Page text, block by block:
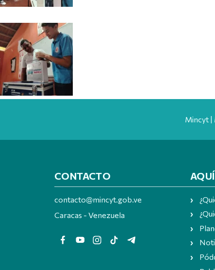
Mincyt |
CONTACTO
contacto@mincyt.gob.ve
Caracas - Venezuela